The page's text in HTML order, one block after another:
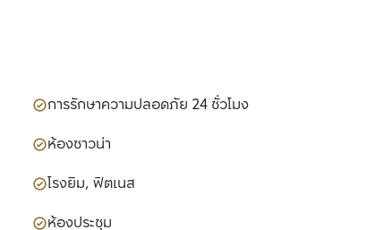
การรักษาความปลอดภัย 24 ชั่วโมง
ห้องซาวน่า
โรงยิม, ฟิตเนส
ห้องประชุม